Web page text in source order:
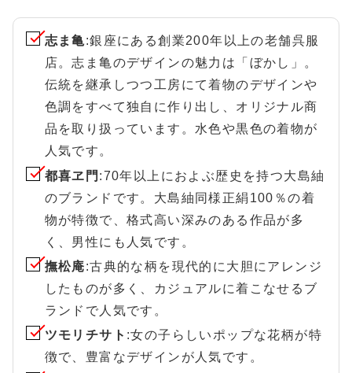
志ま亀:銀座にある創業200年以上の老舗呉服
店。志ま亀のデザインの魅力は「ぼかし」。
伝統を継承しつつ工房にて着物のデザインや
色調をすべて独自に作り出し、オリジナル商
品を取り扱っています。水色や黒色の着物が
人気です。
都喜ヱ門 :70年以上におよぶ歴史を持つ大島紬
のブランドです。大島紬同様正絹100％の着
物が特徴で、格式高い深みのある作品が多
く、男性にも人気です。
撫松庵:古典的な柄を現代的に大胆にアレンジ
したものが多く、カジュアルに着こなせるブ
ランドで人気です。
ツモリチサト :女の子らしいポップな花柄が特
徴で、豊富なデザインが人気です。